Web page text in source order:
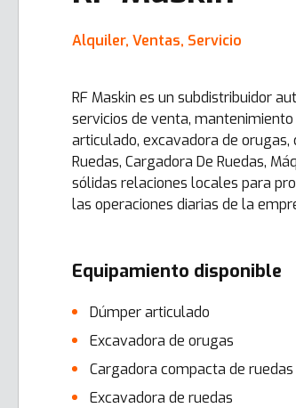
Alquiler, Ventas, Servicio
RF Maskin es un subdistribuidor
servicios de venta,
articulado, excavadora de
Ruedas, Cargadora De Ruedas,
sólidas relaciones locales para
las operaciones diarias de la
Equipamiento disponible
Dúmper articulado
Excavadora de orugas
Cargadora compacta de ruedas
Excavadora de ruedas